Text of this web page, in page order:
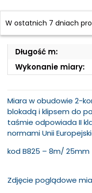
Dostawy
Długość m:
Wykonanie miary:
Miara w obudowie 2-
blokadą i klipsem do
taśmie odpowiada II
normami Unii
kod B825 – 8m/ 25mm
Zdjęcie poglądowe
W ostatnich 7 dniach